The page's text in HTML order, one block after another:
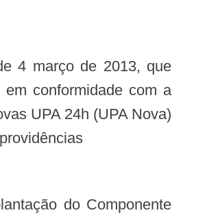
conformidade com a
UPA 24h (UPA Nova)